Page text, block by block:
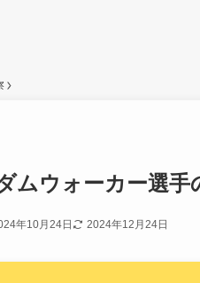
ムウォーカー選手
年10月24日 2024年12月24日